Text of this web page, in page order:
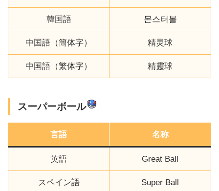
韓国語 몬스터볼
中国語（簡体字） 精灵球
中国語（繁体字） 精靈球
スーパーボール
言語 名称
英語 Great Ball
スペイン語 Super Ball